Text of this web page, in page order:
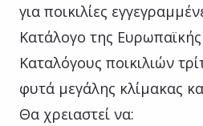
για ποικιλίες
Κατάλογο της
Καταλόγους ποικιλιών
φυτά μεγάλης κλίμακας
Θα χρειαστεί να: